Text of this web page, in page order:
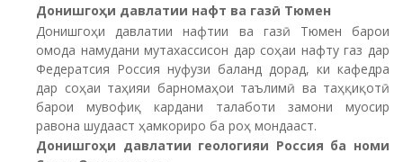
Донишгоҳи давлатии нафт ва газӣ Тюмен
Донишгоҳи давлатии нафтии ва газӣ Тюмен барои
омода намудани мутахассисон дар соҳаи нафту газ дар
Федератсия Россия нуфузи баланд дорад, ки кафедра
дар соҳаи таҳияи барномаҳои таълимӣ ва таҳқиқотӣ
барои мувофиқ кардани талаботи замони муосир
равона шудааст ҳамкориро ба роҳ мондааст.
Донишгоҳи давлатии геологияи Россия ба номи